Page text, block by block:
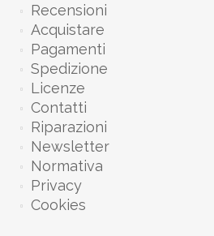
Recensioni
Acquistare
Pagamenti
Spedizione
Licenze
Contatti
Riparazioni
Newsletter
Normativa
Privacy
Cookies